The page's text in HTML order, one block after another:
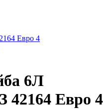
Евро 4
6Л
Евро 4